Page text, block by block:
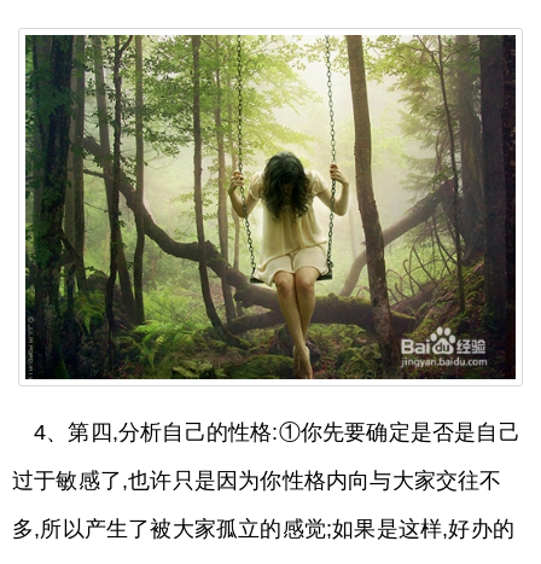
4、第四,分析自己的性格:①你先要确定是否是自己
过于敏感了,也许只是因为你性格内向与大家交往不
多,所以产生了被大家孤立的感觉;如果是这样,好办的